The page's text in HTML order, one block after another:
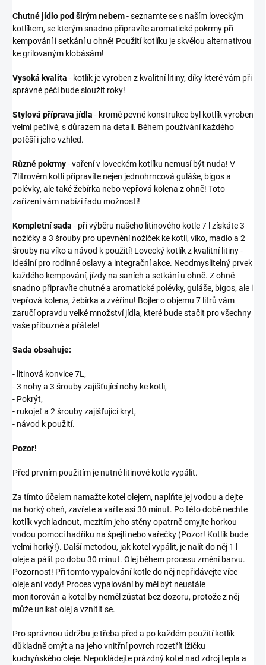
Chutné jídlo pod širým nebem- seznamte se s naším loveckým
kotlíkem, se kterým snadno připravíte aromatické pokrmy při
kempování i setkání u ohně! Použití kotlíku je skvělou alternativou
ke grilovaným klobásám!
Vysoká kvalita - kotlík je vyroben z kvalitní litiny, díky které vám při
správné péči bude sloužit roky!
Stylová příprava jídla - kromě pevné konstrukce byl kotlík vyroben
velmi pečlivě, s důrazem na detail. Během používání každého
potěší i jeho vzhled.
Různé pokrmy- vaření v loveckém kotlíku nemusí být nuda! V
7litrovém kotli připravíte nejen jednohrncová guláše, bigos a
polévky, ale také žebírka nebo vepřová kolena z ohně! Toto
zařízení vám nabízí řadu možností!
Kompletní sada - při výběru našeho litinového kotle 7 l získáte 3
nožičky a 3 šrouby pro upevnění nožiček ke kotli, víko, madlo a 2
šrouby na víko a návod k použití! Lovecký kotlík z kvalitní litiny -
ideální pro rodinné oslavy a integrační akce. Neodmyslitelný prvek
každého kempování, jízdy na saních a setkání u ohně. Z ohně
snadno připravíte chutné a aromatické polévky, guláše, bigos, ale i
vepřová kolena, žebírka a zvěřinu! Bojler o objemu 7 litrů vám
zaručí opravdu velké množství jídla, které bude stačit pro všechny
vaše příbuzné a přátele!
Sada obsahuje:
- litinová konvice 7L,
- 3 nohy a 3 šrouby zajišťující nohy ke kotli,
- Pokrýt,
- rukojeť a 2 šrouby zajišťující kryt,
- návod k použití.
Pozor!
Před prvním použitím je nutné litinové kotle vypálit.
Za tímto účelem namažte kotel olejem, naplňte jej vodou a dejte
na horký oheň, zavřete a vařte asi 30 minut. Po této době nechte
kotlík vychladnout, mezitím jeho stěny opatrně omyjte horkou
vodou pomocí hadříku na špejli nebo vařečky (Pozor! Kotlík bude
velmi horký!). Další metodou, jak kotel vypálit, je nalít do něj 1 l
oleje a pálit po dobu 30 minut. Olej během procesu změní barvu.
Pozornost! Při tomto vypalování kotle do něj nepřidávejte více
oleje ani vody! Proces vypalování by měl být neustále
monitorován a kotel by neměl zůstat bez dozoru, protože z něj
může unikat olej a vznítit se.
Pro správnou údržbu je třeba před a po každém použití kotlík
důkladně omýt a na jeho vnitřní povrch rozetřít lžičku
kuchyňského oleje. Nepokládejte prázdný kotel nad zdroj tepla a